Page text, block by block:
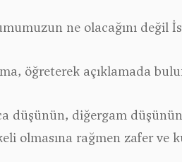
ne olacağını değil
öğreterek açıklamada
düşünün, diğergam
olmasına rağmen zafer ve